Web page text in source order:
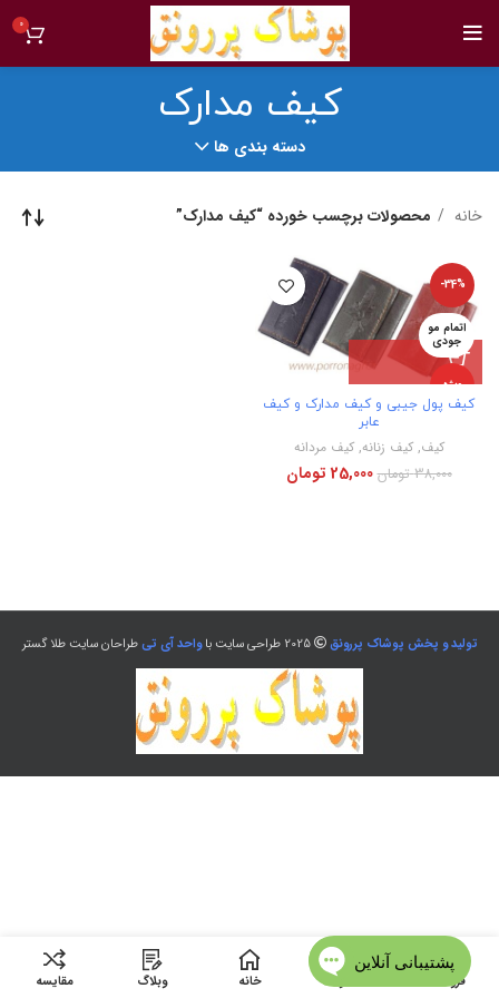
0
کیف مدارک
دسته بندی ها
خانه محصولات برچسب خورده “کیف مدارک”
-34%
اتمام مو
جودی
ویژه
کیف پول جیبی و کیف مدارک و کیف
عابر
کیف,کیف زنانه,کیف مردانه
38,000 تومان 25,000 تومان
تولید و پخش پوشاک پررونق 2025 طراحی سایت با واحد آی تیطراحان سایت طلا گستر
فروشگاه خانه وبلاگ مقایسه